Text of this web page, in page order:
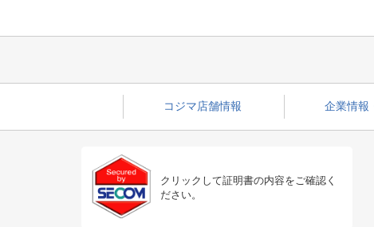
コジマ店舗情報 企業情報
クリックして証明書の内容をご確認く
ださい。